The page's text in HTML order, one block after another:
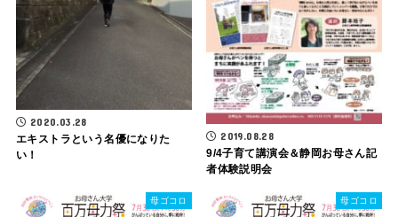
2020.03.28
エキストラという名優になりた
い！
2019.08.28
9/4子育て講演会＆静岡お母さん記
者体験説明会
母ゴコロ 母ゴコロ